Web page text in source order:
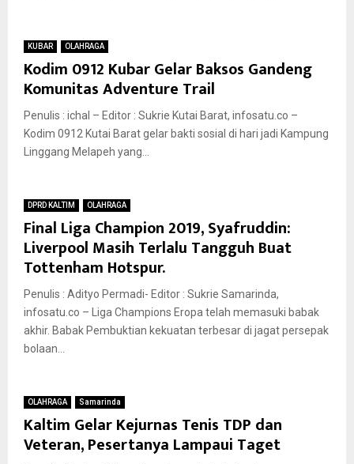
KUBAR OLAHRAGA
Kodim 0912 Kubar Gelar Baksos Gandeng
Komunitas Adventure Trail
Penulis : ichal – Editor : Sukrie Kutai Barat, infosatu.co –
Kodim 0912 Kutai Barat gelar bakti sosial di hari jadi Kampung
Linggang Melapeh yang...
DPRD KALTIM OLAHRAGA
Final Liga Champion 2019, Syafruddin:
Liverpool Masih Terlalu Tangguh Buat
Tottenham Hotspur.
Penulis : Adityo Permadi- Editor : Sukrie Samarinda,
infosatu.co – Liga Champions Eropa telah memasuki babak
akhir. Babak Pembuktian kekuatan terbesar di jagat persepak
bolaan...
OLAHRAGA Samarinda
Kaltim Gelar Kejurnas Tenis TDP dan
Veteran, Pesertanya Lampaui Taget